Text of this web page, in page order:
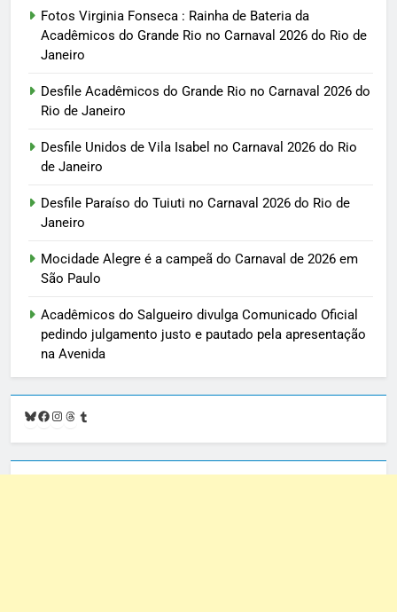
Fotos Virginia Fonseca : Rainha de Bateria da
Acadêmicos do Grande Rio no Carnaval 2026 do Rio de
Janeiro
Desfile Acadêmicos do Grande Rio no Carnaval 2026 do
Rio de Janeiro
Desfile Unidos de Vila Isabel no Carnaval 2026 do Rio
de Janeiro
Desfile Paraíso do Tuiuti no Carnaval 2026 do Rio de
Janeiro
Mocidade Alegre é a campeã do Carnaval de 2026 em
São Paulo
Acadêmicos do Salgueiro divulga Comunicado Oficial
pedindo julgamento justo e pautado pela apresentação
na Avenida
Bluesky
Facebook
Instagram
Threads